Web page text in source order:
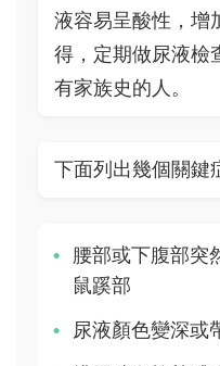
液容易呈酸性，增
得，定期做尿液檢
有家族史的人。
下面列出幾個關鍵
腰部或下腹部突
鼠蹊部
尿液顏色變深或